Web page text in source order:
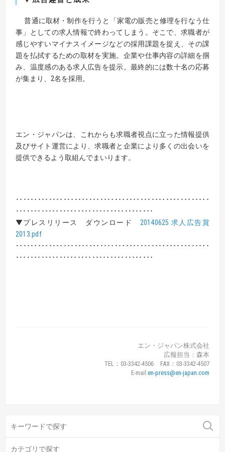
普通に取材・制作を行うと「家電の販売と修理を行なう仕
事」としての求人情報で終わってしまう。そこで、求職者が
感じやすいマイナスイメージなどの採用課題を捉え、その課
題を払拭するための取材を実施。企業や仕事内容の詳細を掴
み、温度感のある求人広告を提示。最終的には数十名の応募
が集まり、2名を採用。
エン・ジャパンは、これからも求職者視点に立った情報提供
及びサイト運営により、求職者と企業により多くの出会いを
提供できるよう取組んでまいります。
･････････････････････････････････････････････････････
･･････････････････････････････････････
▼プレスリリース ダウンロード 20140625 求人広告賞
2013.pdf
･････････････････････････････････････････････････････
･･････････････････････････････････････
エン・ジャパン株式会社
広報担当：森本
TEL：03-3342-4506 FAX：03-3342-4507
E-mail:en-press@en-japan.com